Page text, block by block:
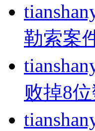
勒索案
败掉8